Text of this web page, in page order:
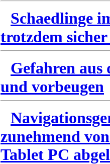
Schaedlinge
trotzdem
Gefahren
und vorbeugen
zunehmend
Tablet PC